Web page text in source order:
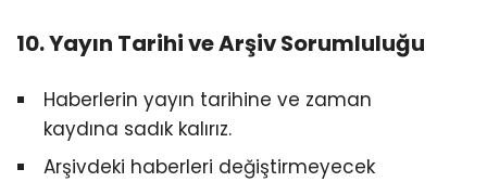
10. Yayın Tarihi ve Arşiv Sorumluluğu
Haberlerin yayın tarihine ve zaman
kaydına sadık kalırız.
Arşivdeki haberleri değiştirmeyecek